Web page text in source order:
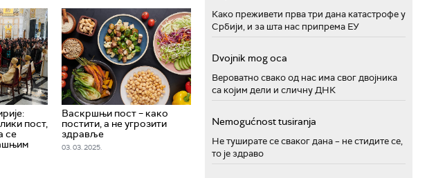
пост,
се
Васкршњи пост – како
постити, а не угрозити
здравље
03. 03. 2025.
Како преживети прва три дана катастрофе у
Србији, и за шта нас припрема ЕУ
Dvojnik mog oca
Вероватно свако од нас има свог двојника
са којим дели и сличну ДНК
Nemogućnost tusiranja
Не туширате се сваког дана – не стидите се,
то је здраво